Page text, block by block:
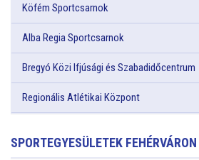
Köfém Sportcsarnok
Alba Regia Sportcsarnok
Bregyó Közi Ifjúsági és Szabadidőcentrum
Regionális Atlétikai Központ
SPORTEGYESÜLETEK FEHÉRVÁRON